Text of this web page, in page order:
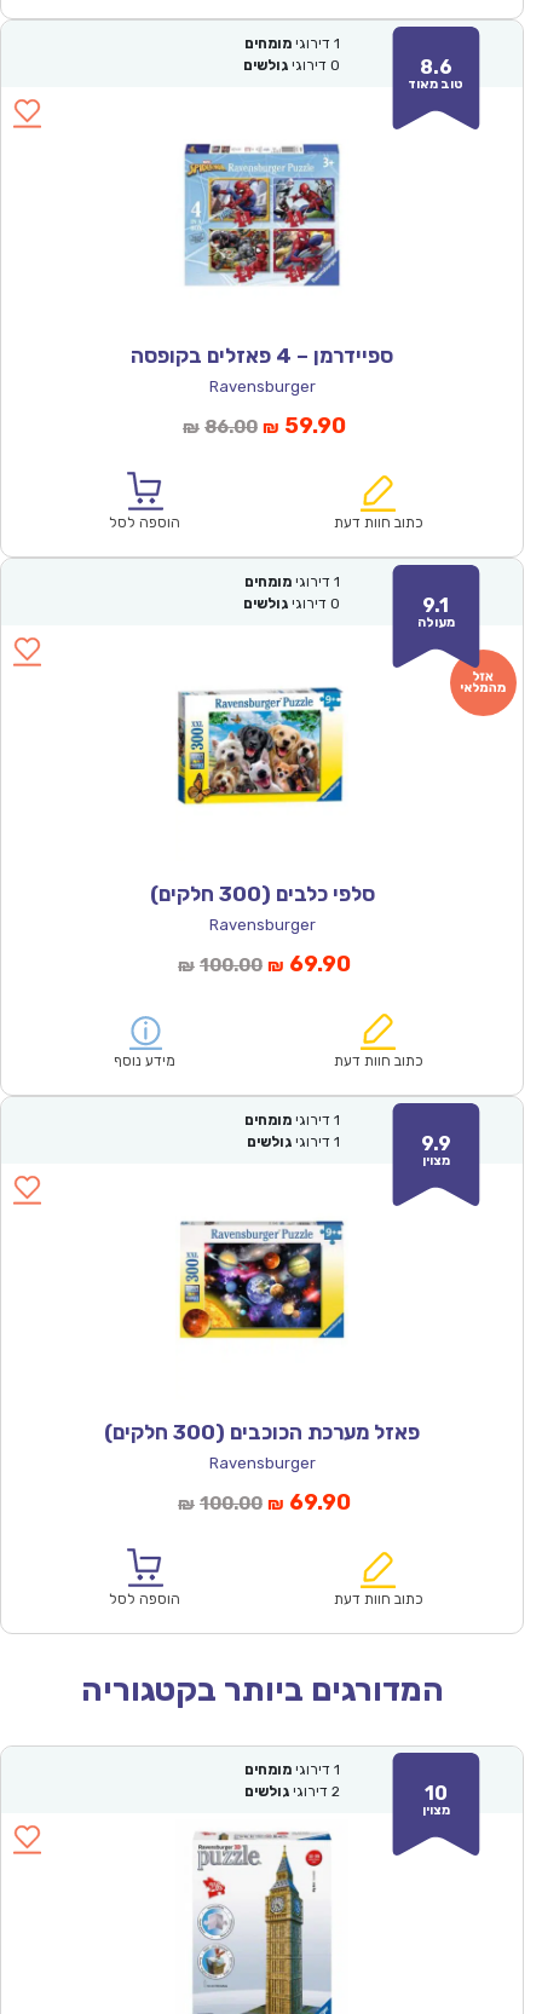
8.6
טוב מאוד
1 דירוגי מומחים
0 דירוגי גולשים
ספיידרמן – 4 פאזלים בקופסה
Ravensburger
₪ 86.00המחיר
₪86.00.
₪ 59.90המחיר
הוא:
כתוב חוות דעת הוספה לסל
9.1
מעולה
1 דירוגי מומחים
0 דירוגי גולשים
סלפי כלבים (300 חלקים)
Ravensburger
₪ 100.00המחיר
₪100.00.
₪ 69.90המחיר
הוא:
כתוב חוות דעת מידע נוסף
9.9
מצוין
1 דירוגי מומחים
1 דירוגי גולשים
פאזל מערכת הכוכבים (300 חלקים)
Ravensburger
₪ 100.00המחיר
₪100.00.
₪ 69.90המחיר
הוא:
כתוב חוות דעת הוספה לסל
המדורגים ביותר בקטגוריה
10
מצוין
1 דירוגי מומחים
2 דירוגי גולשים